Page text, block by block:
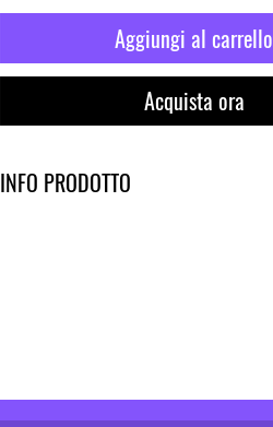
Aggiungi al carrello
Acquista ora
INFO PRODOTTO